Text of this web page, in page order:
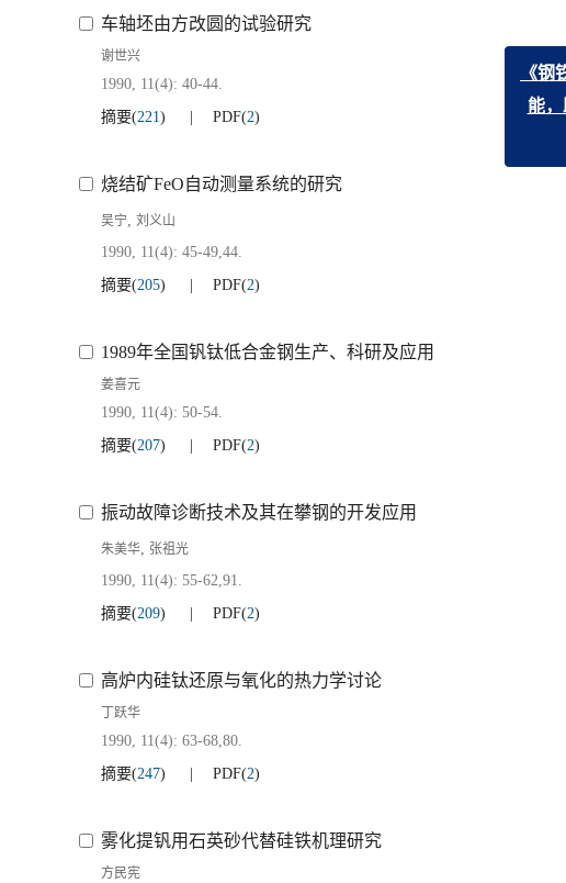
车轴坯由方改圆的试验研究
谢世兴
1990, 11(4): 40-44.
摘要(221) PDF(2)
烧结矿FeO自动测量系统的研究
吴宁, 刘义山
1990, 11(4): 45-49,44.
摘要(205) PDF(2)
1989年全国钒钛低合金钢生产、科研及应用
姜喜元
1990, 11(4): 50-54.
摘要(207) PDF(2)
振动故障诊断技术及其在攀钢的开发应用
朱美华, 张祖光
1990, 11(4): 55-62,91.
摘要(209) PDF(2)
高炉内硅钛还原与氧化的热力学讨论
丁跃华
1990, 11(4): 63-68,80.
摘要(247) PDF(2)
雾化提钒用石英砂代替硅铁机理研究
方民宪